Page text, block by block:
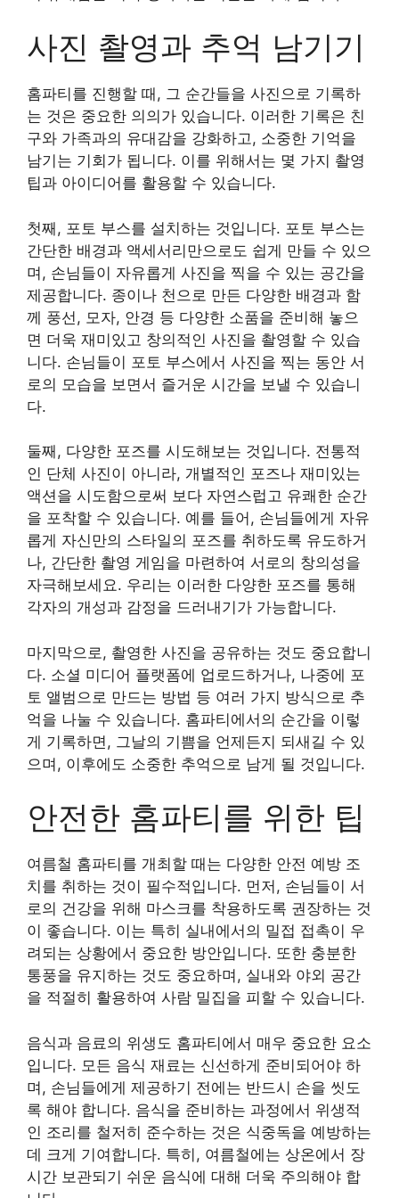
사진 촬영과 추억 남기기
홈파티를 진행할 때, 그 순간들을 사진으로 기록하
는 것은 중요한 의의가 있습니다. 이러한 기록은 친
구와 가족과의 유대감을 강화하고, 소중한 기억을
남기는 기회가 됩니다. 이를 위해서는 몇 가지 촬영
팁과 아이디어를 활용할 수 있습니다.
첫째, 포토 부스를 설치하는 것입니다. 포토 부스는
간단한 배경과 액세서리만으로도 쉽게 만들 수 있으
며, 손님들이 자유롭게 사진을 찍을 수 있는 공간을
제공합니다. 종이나 천으로 만든 다양한 배경과 함
께 풍선, 모자, 안경 등 다양한 소품을 준비해 놓으
면 더욱 재미있고 창의적인 사진을 촬영할 수 있습
니다. 손님들이 포토 부스에서 사진을 찍는 동안 서
로의 모습을 보면서 즐거운 시간을 보낼 수 있습니
다.
둘째, 다양한 포즈를 시도해보는 것입니다. 전통적
인 단체 사진이 아니라, 개별적인 포즈나 재미있는
액션을 시도함으로써 보다 자연스럽고 유쾌한 순간
을 포착할 수 있습니다. 예를 들어, 손님들에게 자유
롭게 자신만의 스타일의 포즈를 취하도록 유도하거
나, 간단한 촬영 게임을 마련하여 서로의 창의성을
자극해보세요. 우리는 이러한 다양한 포즈를 통해
각자의 개성과 감정을 드러내기가 가능합니다.
마지막으로, 촬영한 사진을 공유하는 것도 중요합니
다. 소셜 미디어 플랫폼에 업로드하거나, 나중에 포
토 앨범으로 만드는 방법 등 여러 가지 방식으로 추
억을 나눌 수 있습니다. 홈파티에서의 순간을 이렇
게 기록하면, 그날의 기쁨을 언제든지 되새길 수 있
으며, 이후에도 소중한 추억으로 남게 될 것입니다.
안전한 홈파티를 위한 팁
여름철 홈파티를 개최할 때는 다양한 안전 예방 조
치를 취하는 것이 필수적입니다. 먼저, 손님들이 서
로의 건강을 위해 마스크를 착용하도록 권장하는 것
이 좋습니다. 이는 특히 실내에서의 밀접 접촉이 우
려되는 상황에서 중요한 방안입니다. 또한 충분한
통풍을 유지하는 것도 중요하며, 실내와 야외 공간
을 적절히 활용하여 사람 밀집을 피할 수 있습니다.
음식과 음료의 위생도 홈파티에서 매우 중요한 요소
입니다. 모든 음식 재료는 신선하게 준비되어야 하
며, 손님들에게 제공하기 전에는 반드시 손을 씻도
록 해야 합니다. 음식을 준비하는 과정에서 위생적
인 조리를 철저히 준수하는 것은 식중독을 예방하는
데 크게 기여합니다. 특히, 여름철에는 상온에서 장
시간 보관되기 쉬운 음식에 대해 더욱 주의해야 합